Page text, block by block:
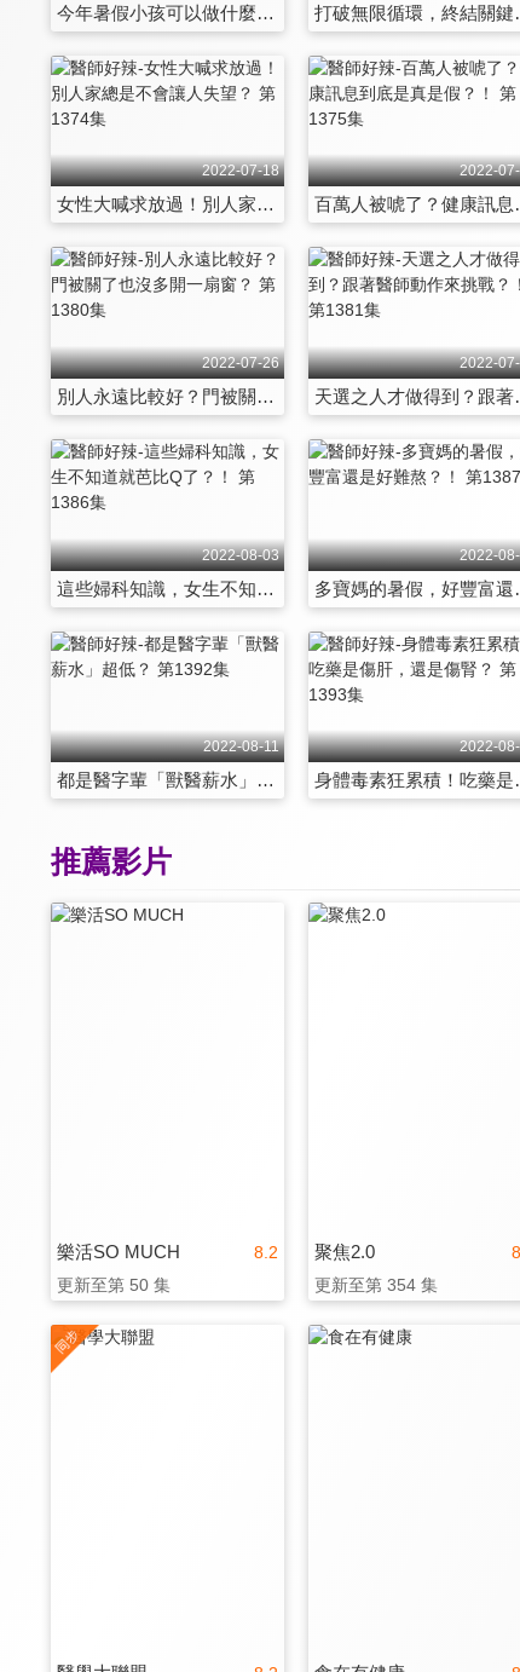
今年暑假小孩可以做什麼？爸媽擠破頭都想先安排！ 第1368集 打破無
2022-07-18
女性大喊求放過！別人家總是不會讓人失望？ 第1374集
2022-
百萬人被
2022-07-26
別人永遠比較好？門被關了也沒多開一扇窗？ 第1380集
2022-
天選之人
2022-08-03
這些婦科知識，女生不知道就芭比Q了？！ 第1386集
2022-
多寶媽
2022-08-11
都是醫字輩「獸醫薪水」超低？ 第1392集
2022-
身體毒素
推薦影片
8.2
樂活SO MUCH
更新至第 50 集
聚焦2.0
更新至第 354 集